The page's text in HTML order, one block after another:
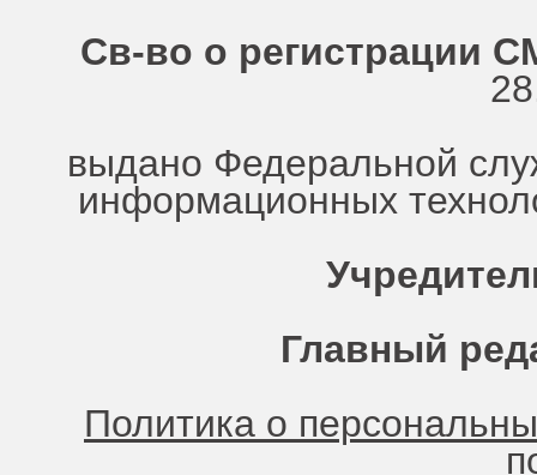
Св-во о регистрации
выдано Федеральной
информационных
Главный
Политика о